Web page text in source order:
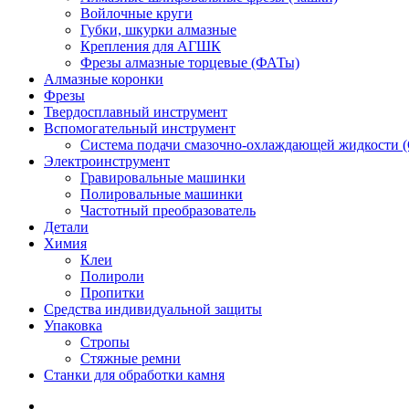
Войлочные круги
Губки, шкурки алмазные
Крепления для АГШК
Фрезы алмазные торцевые (ФАТы)
Алмазные коронки
Фрезы
Твердосплавный инструмент
Вспомогательный инструмент
Система подачи смазочно-охлаждающей
Электроинструмент
Гравировальные машинки
Полировальные машинки
Частотный преобразователь
Детали
Химия
Клеи
Полироли
Пропитки
Средства индивидуальной защиты
Упаковка
Стропы
Стяжные ремни
Станки для обработки камня